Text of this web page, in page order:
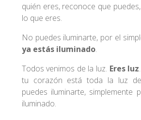
quién eres, reconoce que
lo que eres.
No puedes iluminarte, por el
ya estás iluminado.
Todos venimos de la luz. Eres luz
tu corazón está toda la luz
puedes iluminarte, simplemente
iluminado.